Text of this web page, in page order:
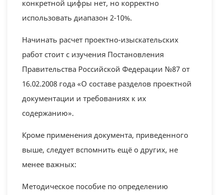
конкретной цифры нет, но корректно
использовать диапазон 2-10%.
Начинать расчет проектно-изыскательских
работ стоит с изучения Постановления
Правительства Российской Федерации №87 от
16.02.2008 года «О составе разделов проектной
документации и требованиях к их
содержанию».
Кроме применения документа, приведенного
выше, следует вспомнить ещё о других, не
менее важных:
Методическое пособие по определению